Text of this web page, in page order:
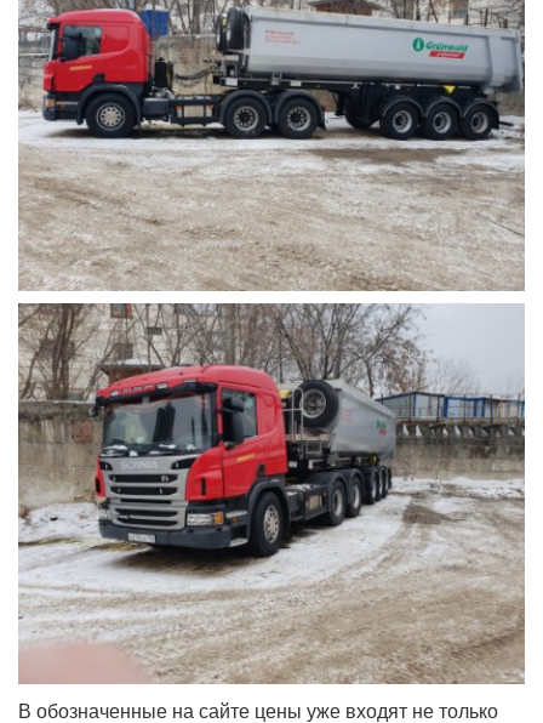
В обозначенные на сайте цены уже входят не только